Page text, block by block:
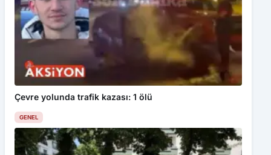
Çevre yolunda trafik kazası: 1 ölü
GENEL